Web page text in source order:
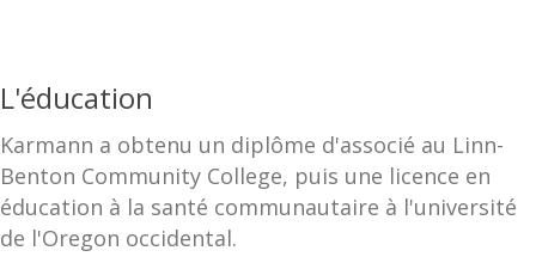
L'éducation
Karmann a obtenu un diplôme d'associé au Linn-
Benton Community College, puis une licence en
éducation à la santé communautaire à l'université
de l'Oregon occidental.